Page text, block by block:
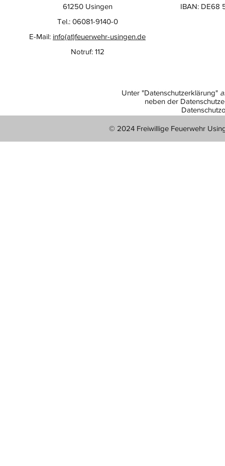
IBAN: DE68
61250 Usingen
Tel.: 06081-9140-0
E-Mail: info(at)feuerwehr-usingen.de
Notruf: 112
Unter "Datenschutzerklärung"
neben der
© 2024 Freiwillige Feuerwehr